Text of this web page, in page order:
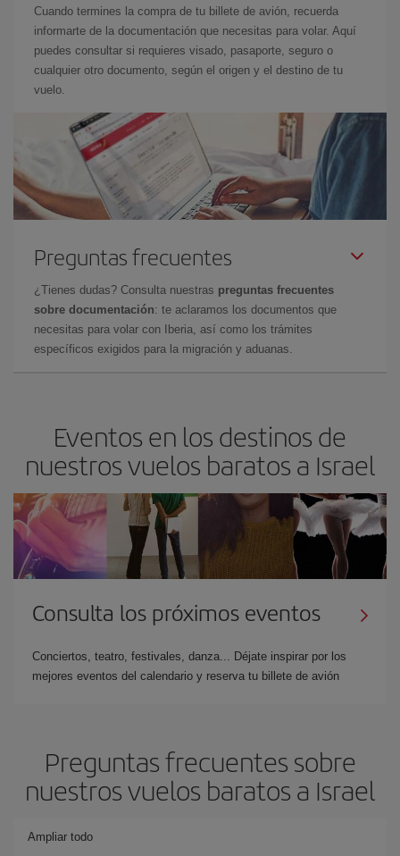
Cuando termines la compra de tu billete de avión, recuerda
informarte de la documentación que necesitas para volar. Aquí
puedes consultar si requieres visado, pasaporte, seguro o
cualquier otro documento, según el origen y el destino de tu
vuelo.
Preguntas frecuentes
¿Tienes dudas? Consulta nuestras preguntas frecuentes
sobre documentación: te aclaramos los documentos que
necesitas para volar con Iberia, así como los trámites
específicos exigidos para la migración y aduanas.
Eventos en los destinos de
nuestros vuelos baratos a Israel
Consulta los próximos eventos
Conciertos, teatro, festivales, danza... Déjate inspirar por los
mejores eventos del calendario y reserva tu billete de avión
Preguntas frecuentes sobre
nuestros vuelos baratos a Israel
Ampliar todo